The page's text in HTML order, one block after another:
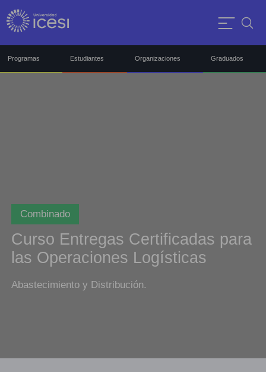
Programas Estudiantes Organizaciones Graduados
Combinado
Curso Entregas Certificadas para
las Operaciones Logísticas
Abastecimiento y Distribución.